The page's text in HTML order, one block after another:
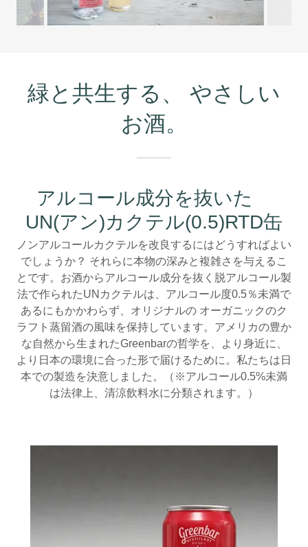
緑と共生する、 やさしい
お酒。
アルコール成分を抜いた
UN(アン)カクテル(0.5)RTD缶
ノンアルコールカクテルを改良するにはどうすればよい
でしょうか？ それらに本物の深みと複雑さを与えるこ
とです。お酒からアルコール成分を抜く脱アルコール製
法で作られたUNカクテルは、アルコール度0.5％未満で
あるにもかかわらず、オリジナルの オーガニックのク
ラフト蒸留酒の風味を保持しています。アメリカの豊か
な自然から生まれたGreenbarの哲学を、より身近に、
より日本の環境に合った形で届けるために。私たちは日
本での製造を決意しました。（※アルコール0.5%未満
は法律上、清涼飲料水に分類されます。）